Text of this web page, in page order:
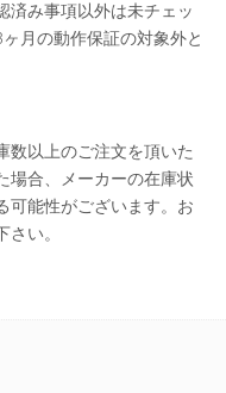
済み事項以外は未チェッ
月の動作保証の対象外と
数以上のご注文を頂いた
場合、メーカーの在庫状
可能性がございます。お
い。